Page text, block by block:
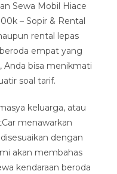
Sewa Mobil Hiace
– Sopir & Rental
rental lepas
empat yang
Anda bisa menikmati
soal tarif.
keluarga, atau
menawarkan
dengan
akan membahas
kendaraan beroda